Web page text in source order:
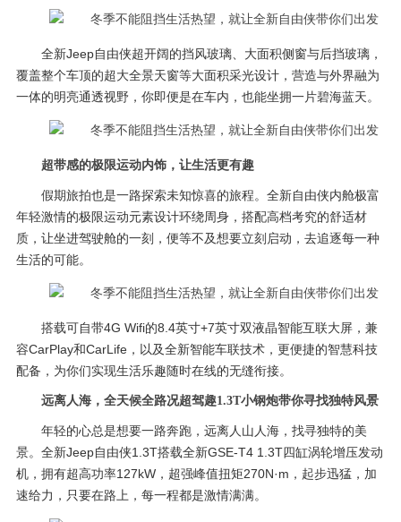
全新Jeep自由侠超开阔的挡风玻璃、大面积侧窗与后挡玻璃，
覆盖整个车顶的超大全景天窗等大面积采光设计，营造与外界融为
一体的明亮通透视野，你即便是在车内，也能坐拥一片碧海蓝天。
超带感的极限运动内饰，让生活更有趣
假期旅拍也是一路探索未知惊喜的旅程。全新自由侠内舱极富
年轻激情的极限运动元素设计环绕周身，搭配高档考究的舒适材
质，让坐进驾驶舱的一刻，便等不及想要立刻启动，去追逐每一种
生活的可能。
搭载可自带4G Wifi的8.4英寸+7英寸双液晶智能互联大屏，兼
容CarPlay和CarLife，以及全新智能车联技术，更便捷的智慧科技
配备，为你们实现生活乐趣随时在线的无缝衔接。
远离人海，全天候全路况超驾趣1.3T小钢炮带你寻找独特风景
年轻的心总是想要一路奔跑，远离人山人海，找寻独特的美
景。全新Jeep自由侠1.3T搭载全新GSE-T4 1.3T四缸涡轮增压发动
机，拥有超高功率127kW，超强峰值扭矩270N·m，起步迅猛，加
速给力，只要在路上，每一程都是激情满满。